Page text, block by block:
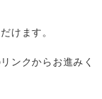
けます。
ンクからお進みく